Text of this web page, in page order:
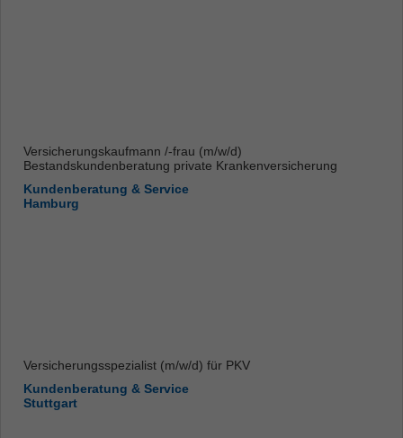
Versicherungskaufmann /-frau (m/w/d)
Bestandskundenberatung private Krankenversicherung
Kundenberatung & Service
Hamburg
Versicherungsspezialist (m/w/d) für PKV
Kundenberatung & Service
Stuttgart